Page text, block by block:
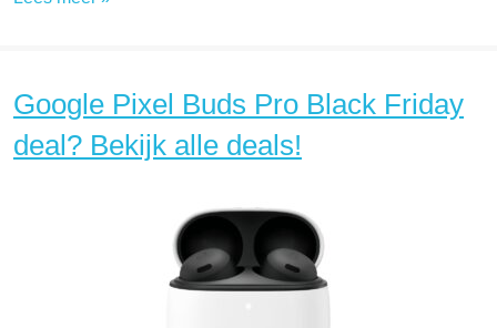
Google Pixel Buds Pro Black Friday
deal? Bekijk alle deals!